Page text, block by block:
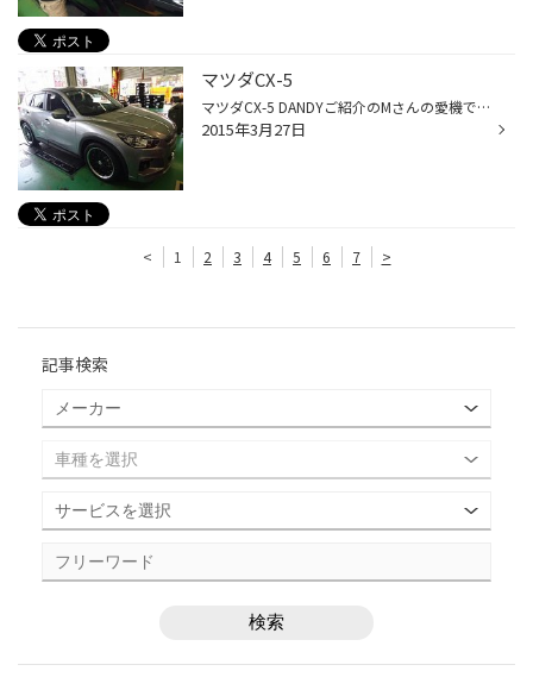
マツダCX-5
マツダCX-5 DANDYご紹介のMさんの愛機です。 今回の作業は、自分で履き替え後の、バランス調整、センターフィット、窒素ガス補充です。 いつもありがとうございます。 225/65R17の冬タイヤから245/45R20の夏タイヤへの交換。 脱着は自宅でやってしまうという強者のMさん。さすがです！ 先日は、ビル...
2015年3月27日
< 1 2 3 4 5 6 7 >
記事検索